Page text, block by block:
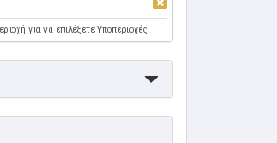
για να επιλέξετε Υποπεριοχές